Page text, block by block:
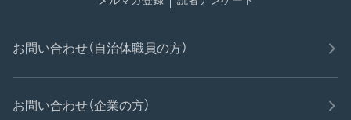
お問い合わせ（自治体職員の方）
お問い合わせ（企業の方）